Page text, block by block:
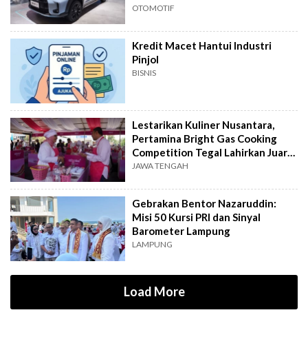
OTOMOTIF
Kredit Macet Hantui Industri
Pinjol
BISNIS
Lestarikan Kuliner Nusantara,
Pertamina Bright Gas Cooking
Competition Tegal Lahirkan Juara
Baru
JAWA TENGAH
Gebrakan Bentor Nazaruddin:
Misi 50 Kursi PRI dan Sinyal
Barometer Lampung
LAMPUNG
Load More